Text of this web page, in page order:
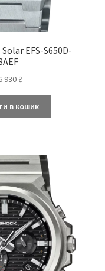
EFS-S650D-
930₴
в кошик